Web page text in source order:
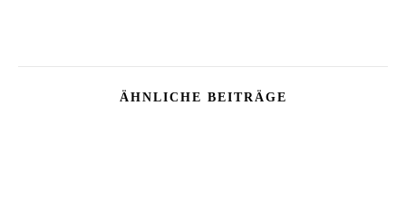
ÄHNLICHE BEITRÄGE